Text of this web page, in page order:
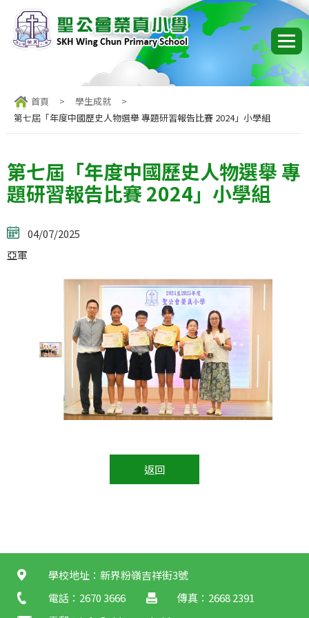
首頁 > 學生成就
>
第七屆「年度中國歷史人物選舉 專題研習報告比賽 2024」小學組
第七屆「年度中國歷史人物選舉 專
題研習報告比賽 2024」小學組
04/07/2025
亞軍
返回
學校地址：新界粉嶺吉祥街3號
電話：2670 3666
傳真：2668 2391